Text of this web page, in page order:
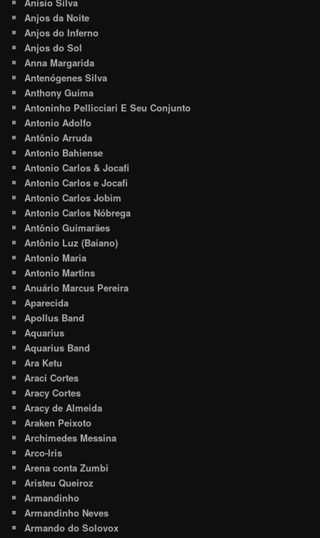
Anísio Silva
Anjos da Noite
Anjos do Inferno
Anjos do Sol
Anna Margarida
Antenógenes Silva
Anthony Guima
Antoninho Pellicciari E Seu Conjunto
Antonio Adolfo
Antônio Arruda
Antonio Bahiense
Antonio Carlos & Jocafi
Antonio Carlos e Jocafi
Antonio Carlos Jobim
Antonio Carlos Nóbrega
Antônio Guimarães
Antônio Luz (Baiano)
Antonio Maria
Antonio Martins
Anuário Marcus Pereira
Aparecida
Apollus Band
Aquarius
Aquarius Band
Ara Ketu
Araci Cortes
Aracy Cortes
Aracy de Almeida
Araken Peixoto
Archimedes Messina
Arco-Iris
Arena conta Zumbi
Aristeu Queiroz
Armandinho
Armandinho Neves
Armando do Solovox